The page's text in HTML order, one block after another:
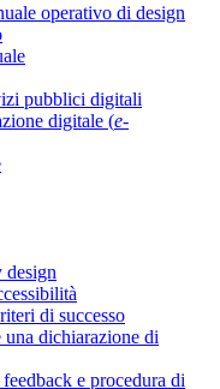
operativo di design
pubblici digitali
digitale (e-
design
di successo
dichiarazione di
e procedura di